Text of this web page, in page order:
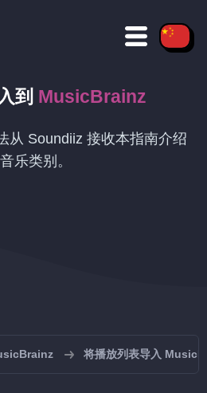
到 MusicBrainz
从 Soundiiz 接收本指南介绍
乐类别。
将播放列表导入